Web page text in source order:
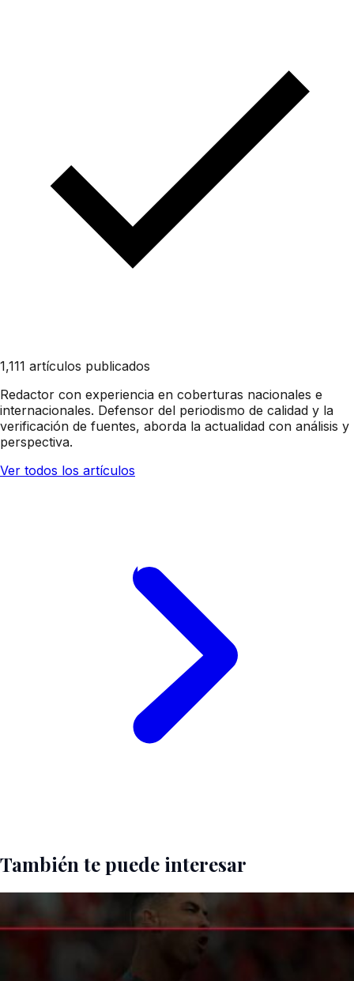
1,111 artículos publicados
Redactor con experiencia en coberturas nacionales e
internacionales. Defensor del periodismo de calidad y la
verificación de fuentes, aborda la actualidad con análisis y
perspectiva.
Ver todos los artículos
También te puede interesar